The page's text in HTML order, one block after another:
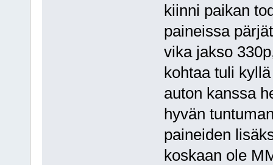
kiinni paikan
paineissa
vika jakso
kohtaa tuli
auton kanssa
hyvän
paineiden
koskaan ole